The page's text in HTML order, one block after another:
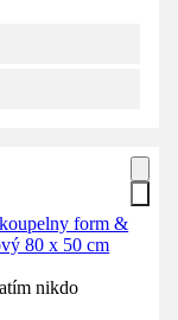
form &
80 x 50 cm
nikdo